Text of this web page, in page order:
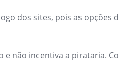
dos sites, pois as opções
e não incentiva a pirataria.